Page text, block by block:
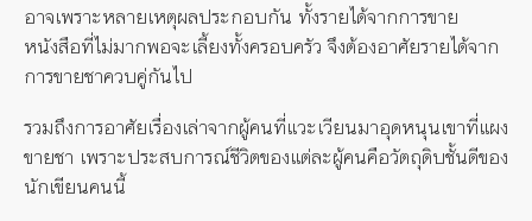
อาจเพราะหลายเหตุผลประกอบกัน ทั้งรายได้จากการขาย
หนังสือที่ไม่มากพอจะเลี้ยงทั้งครอบครัว จึงต้องอาศัยรายได้จาก
การขายชาควบคู่กันไป
รวมถึงการอาศัยเรื่องเล่าจากผู้คนที่แวะเวียนมาอุดหนุนเขาที่แผง
ขายชา เพราะประสบการณ์ชีวิตของแต่ละผู้คนคือวัตถุดิบชั้นดีของ
นักเขียนคนนี้